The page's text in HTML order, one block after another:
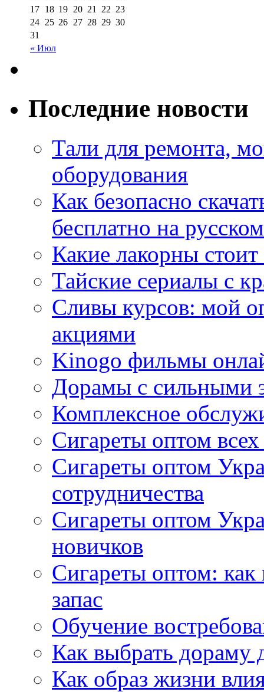
« Июл
17 18 19 20 21 22 23
24 25 26 27 28 29 30
31
Последние новости
Тали для ремонта,
оборудования
Как безопасно
бесплатно на
Какие лакорны
Тайские сериалы с
Сливы курсов: мой
акциями
Kinogo фильмы
Дорамы с сильными
Комплексное
Сигареты оптом
Сигареты оптом
сотрудничества
Сигареты оптом
новичков
Сигареты оптом:
запас
Обучение
Как выбрать дораму
Как образ жизни